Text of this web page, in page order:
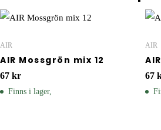
AIR
AIR Mossgrön mix 12
67 kr
Finns i lager,
AIR
67